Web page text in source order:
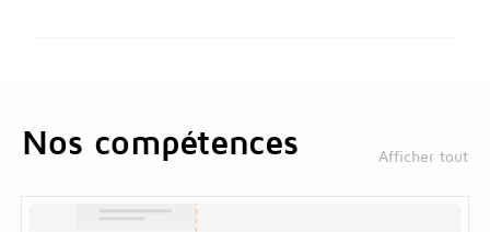
Nos compétences Afficher tout